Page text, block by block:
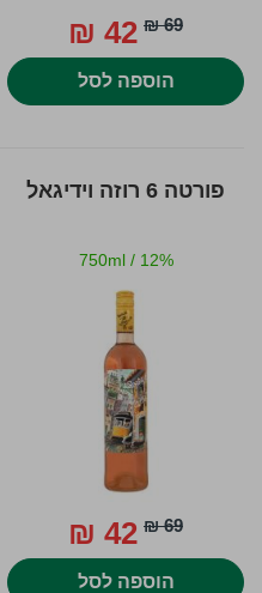
69 ₪
42 ₪
הוספה לסל
פורטה 6 רוזה וידיגאל
750ml / 12%
69 ₪
42 ₪
הוספה לסל